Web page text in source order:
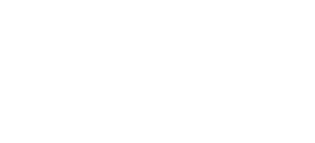
essere scelte nella pagina del prodotto